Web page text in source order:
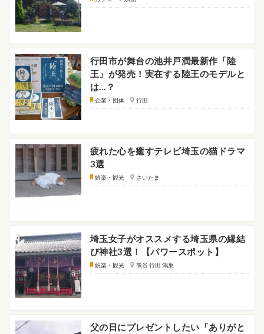
行田市が舞台の池井戸潤最新作「陸
王」が発売！実在する陸王のモデルと
は…？
企業・団体 行田
疲れた心を癒すテレビ埼玉の猫ドラマ
3選
娯楽・観光 さいたま
埼玉女子がオススメする埼玉県の縁結
び神社3選！【パワースポット】
娯楽・観光 熊谷 行田 鴻巣
父の日にプレゼントしたい「ありがと